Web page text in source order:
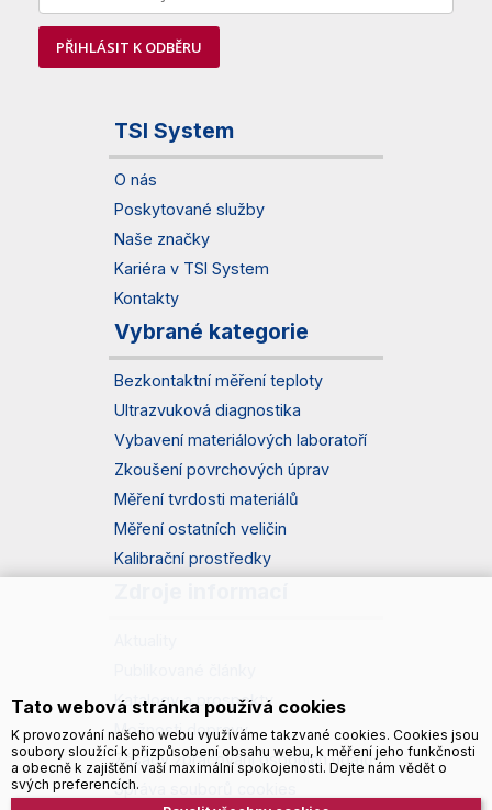
PŘIHLÁSIT K ODBĚRU
TSI System
O nás
Poskytované služby
Naše značky
Kariéra v TSI System
Kontakty
Vybrané kategorie
Bezkontaktní měření teploty
Ultrazvuková diagnostika
Vybavení materiálových laboratoří
Zkoušení povrchových úprav
Měření tvrdosti materiálů
Měření ostatních veličin
Kalibrační prostředky
Katalogy a prospekty
Možnosti dopravy
Zásady zpracování osobních údajů
Správa souborů cookies
Tato webová stránka používá cookies
K provozování našeho webu využíváme takzvané cookies. Cookies jsou
soubory sloužící k přizpůsobení obsahu webu, k měření jeho funkčnosti
a obecně k zajištění vaší maximální spokojenosti. Dejte nám vědět o
svých preferencích.